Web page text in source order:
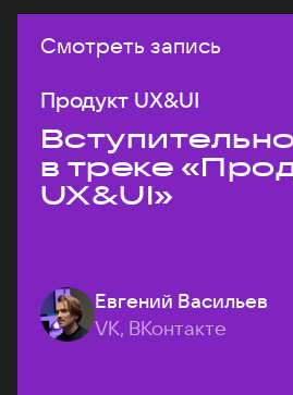
Смотреть запись
Продукт UX&UI
в треке
UX&UI»
Евгений Васильев
VK, ВКонтакте